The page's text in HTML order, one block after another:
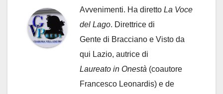
Avvenimenti. Ha diretto La Voce
del Lago. Direttrice di
Gente di Bracciano e Visto da
qui Lazio, autrice di
Laureato in Onestà (coautore
Francesco Leonardis) e de